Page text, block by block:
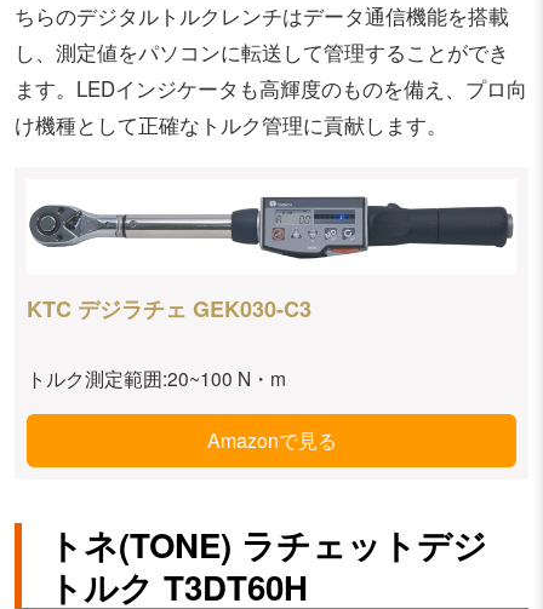
ちらのデジタルトルクレンチはデータ通信機能を搭載
し、測定値をパソコンに転送して管理することができ
ます。LEDインジケータも高輝度のものを備え、プロ向
け機種として正確なトルク管理に貢献します。
KTC デジラチェ GEK030-C3
トルク測定範囲:20~100 N・m
Amazonで見る
トネ(TONE) ラチェットデジ
トルク T3DT60H